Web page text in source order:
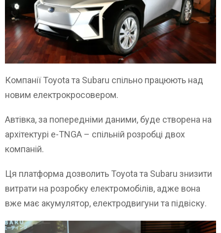
Компанії Toyota та Subaru спільно працюють над
новим електрокросовером.
Автівка, за попередніми даними, буде створена на
архітектурі e-TNGA – спільній розробці двох
компаній.
Ця платформа дозволить Toyota та Subaru знизити
витрати на розробку електромобілів, адже вона
вже має акумулятор, електродвигуни та підвіску.